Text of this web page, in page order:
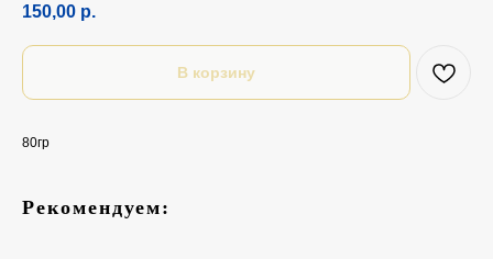
150,00 р.
В корзину
80гр
Рекомендуем: